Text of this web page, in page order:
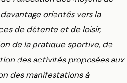
orientés vers la
de détente et de loisir,
de la pratique sportive, de
des activités proposées aux
des manifestations à